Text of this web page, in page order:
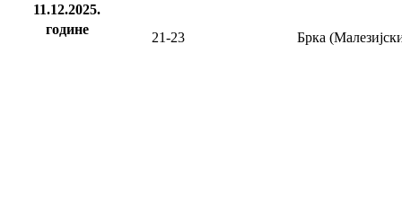
11.12.2025.
године
21-23 Брка